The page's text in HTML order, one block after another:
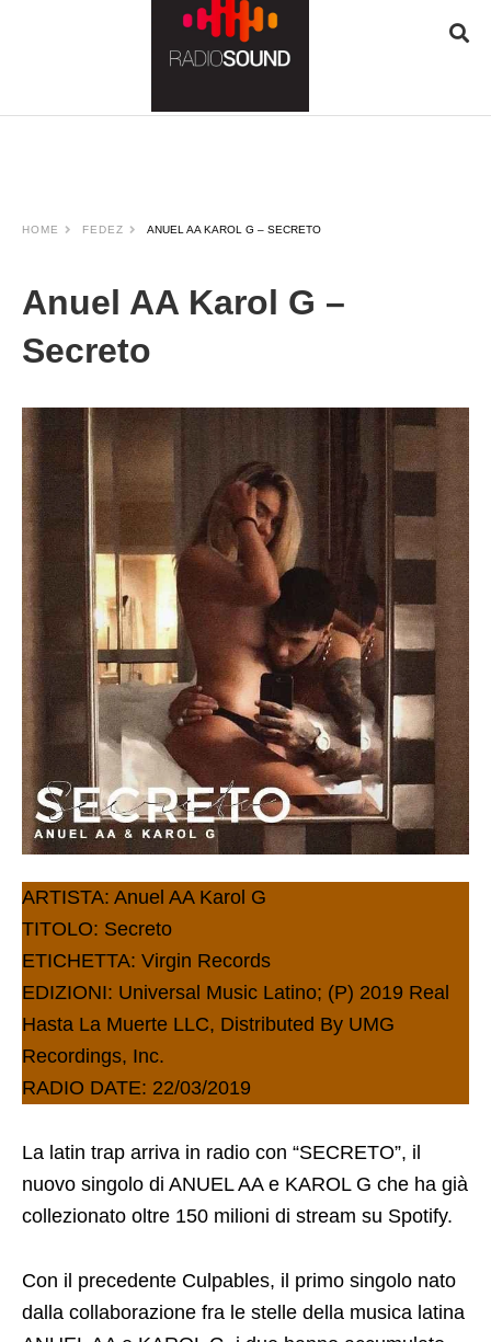
powered
Webdesign
and
ONLINE
AGENTUR
MAINZ
HOME FEDEZ ANUEL AA KAROL G – SECRETO
Anuel AA Karol G –
Secreto
ARTISTA: Anuel AA Karol G
TITOLO: Secreto
ETICHETTA: Virgin Records
EDIZIONI: Universal Music Latino; (P) 2019 Real
Hasta La Muerte LLC, Distributed By UMG
Recordings, Inc.
RADIO DATE: 22/03/2019
La latin trap arriva in radio con “SECRETO”, il
nuovo singolo di ANUEL AA e KAROL G che ha già
collezionato oltre 150 milioni di stream su Spotify.
Con il precedente Culpables, il primo singolo nato
dalla collaborazione fra le stelle della musica latina